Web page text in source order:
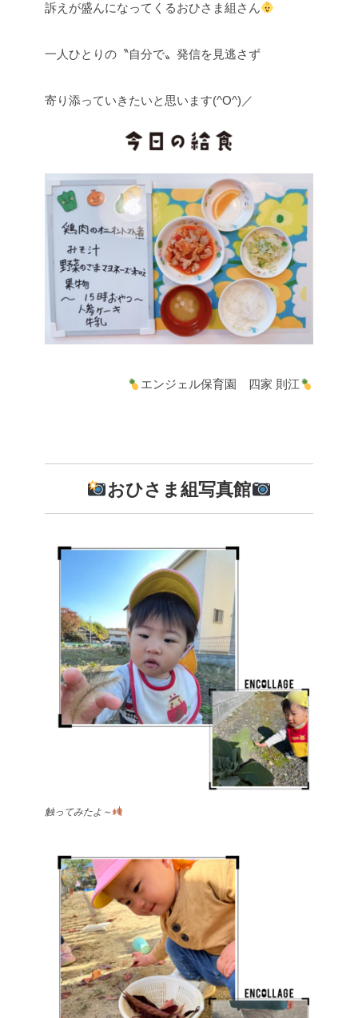
訴えが盛んになってくるおひさま組さん
一人ひとりの〝自分で〟発信を見逃さず
寄り添っていきたいと思います(^O^)／
エンジェル保育園 四家 則江
おひさま組写真館
触ってみたよ～